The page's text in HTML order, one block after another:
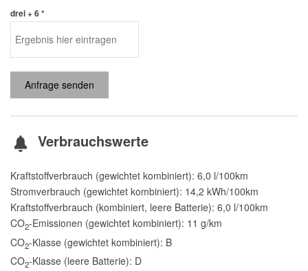
drei + 6 *
Anfrage senden
Verbrauchswerte
Kraftstoffverbrauch (gewichtet kombiniert): 6,0 l/100km
Stromverbrauch (gewichtet kombiniert): 14,2 kWh/100km
Kraftstoffverbrauch (kombiniert, leere Batterie): 6,0 l/100km
CO2-Emissionen (gewichtet kombiniert): 11 g/km
CO2-Klasse (gewichtet kombiniert): B
CO2-Klasse (leere Batterie): D